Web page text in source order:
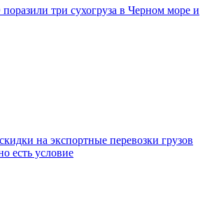
три сухогруза в Черном море и
на экспортные перевозки грузов
есть условие